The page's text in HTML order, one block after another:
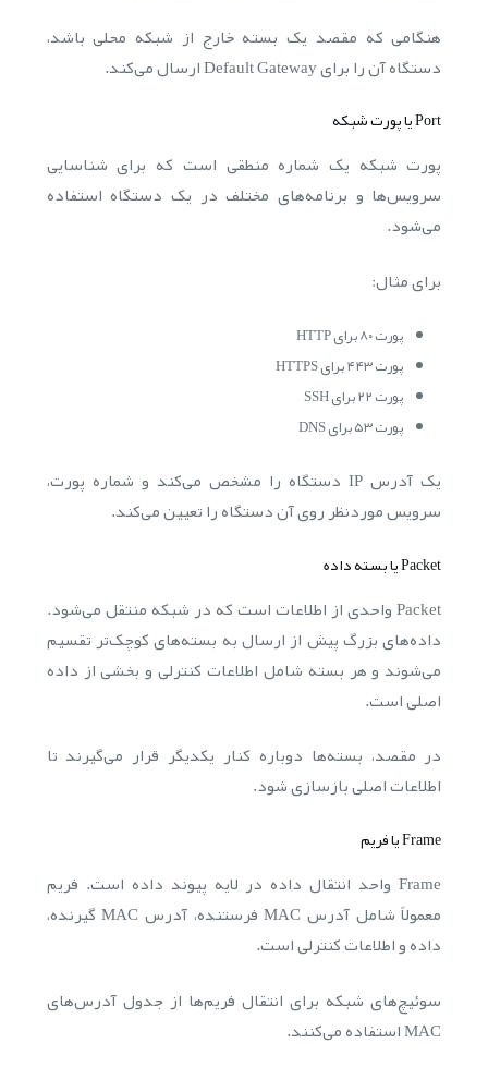
هنگامی که مقصد یک بسته خارج از شبکه محلی باشد،
دستگاه آن را برای Default Gateway ارسال می‌کند.
Port یا پورت شبکه
پورت شبکه یک شماره منطقی است که برای شناسایی
سرویس‌ها و برنامه‌های مختلف در یک دستگاه استفاده
می‌شود.
برای مثال:
پورت ۸۰ برای HTTP
پورت ۴۴۳ برای HTTPS
پورت ۲۲ برای SSH
پورت ۵۳ برای DNS
یک آدرس IP دستگاه را مشخص می‌کند و شماره پورت،
سرویس موردنظر روی آن دستگاه را تعیین می‌کند.
Packet یا بسته داده
Packet واحدی از اطلاعات است که در شبکه منتقل می‌شود.
داده‌های بزرگ پیش از ارسال به بسته‌های کوچک‌تر تقسیم
می‌شوند و هر بسته شامل اطلاعات کنترلی و بخشی از داده
اصلی است.
در مقصد، بسته‌ها دوباره کنار یکدیگر قرار می‌گیرند تا
اطلاعات اصلی بازسازی شود.
Frame یا فریم
Frame واحد انتقال داده در لایه پیوند داده است. فریم
معمولاً شامل آدرس MAC فرستنده، آدرس MAC گیرنده،
داده و اطلاعات کنترلی است.
سوئیچ‌های شبکه برای انتقال فریم‌ها از جدول آدرس‌های
MAC استفاده می‌کنند.